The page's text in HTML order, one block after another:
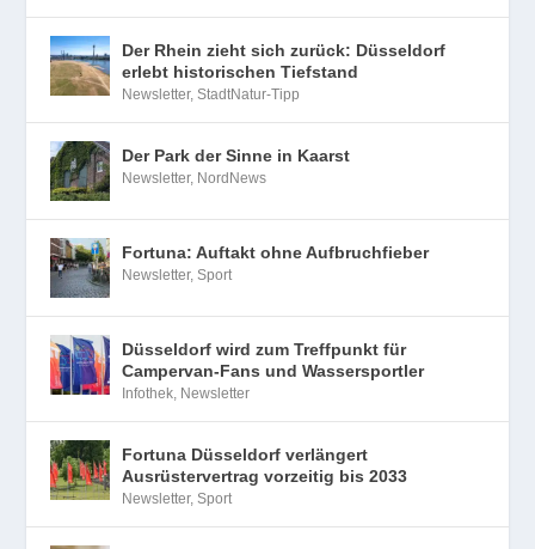
Der Rhein zieht sich zurück: Düsseldorf
erlebt historischen Tiefstand
Newsletter,StadtNatur-Tipp
Der Park der Sinne in Kaarst
Newsletter, NordNews
Fortuna: Auftakt ohne Aufbruchfieber
Newsletter,Sport
Düsseldorf wird zum Treffpunkt für
Campervan-Fans und Wassersportler
Infothek, Newsletter
Fortuna Düsseldorf verlängert
Ausrüstervertrag vorzeitig bis 2033
Newsletter,Sport